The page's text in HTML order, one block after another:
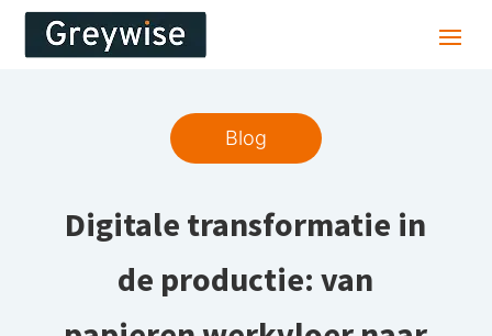
Blog
Digitale transformatie in
de productie: van